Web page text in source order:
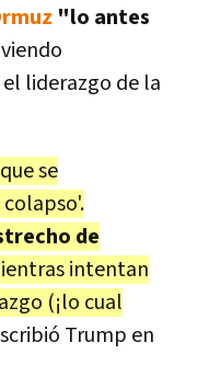
"lo antes
liderazgo de la
se
de
intentan
(¡lo cual
Trump en